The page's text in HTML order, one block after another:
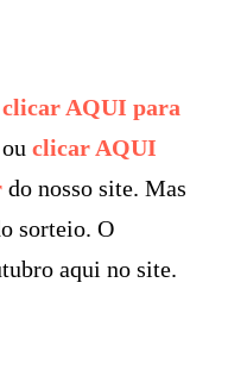
clicar AQUI para
ou clicar AQUI
do nosso site. Mas
sorteio. O
aqui no site.